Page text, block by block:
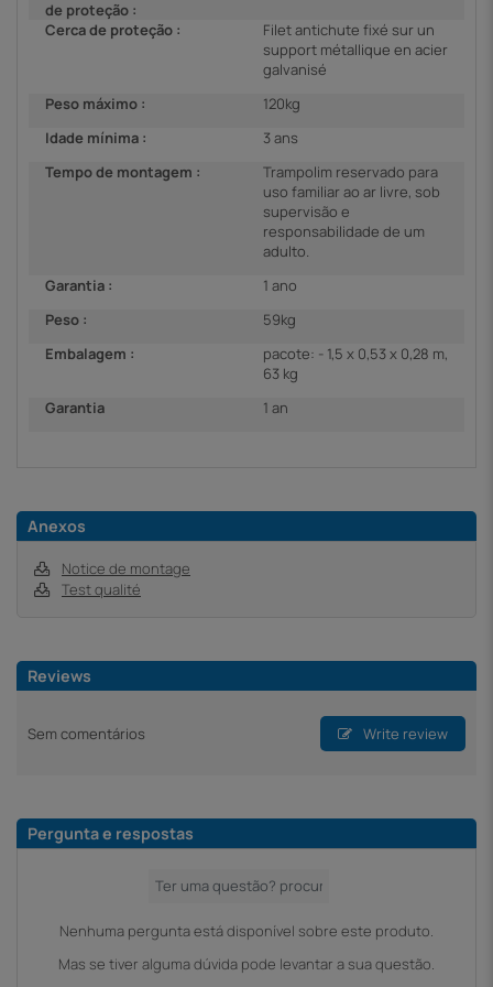
de proteção :
Cerca de proteção :
Filet antichute fixé sur un
support métallique en acier
galvanisé
Peso máximo :
120kg
Idade mínima :
3 ans
Tempo de montagem :
Trampolim reservado para
uso familiar ao ar livre, sob
supervisão e
responsabilidade de um
adulto.
Garantia :
1 ano
Peso :
59kg
Embalagem :
pacote: - 1,5 x 0,53 x 0,28 m,
63 kg
Garantia
1 an
Anexos
Notice de montage
Test qualité
Reviews
Sem comentários Write review
Pergunta e respostas
Nenhuma pergunta está disponível sobre este produto.
Mas se tiver alguma dúvida pode levantar a sua questão.